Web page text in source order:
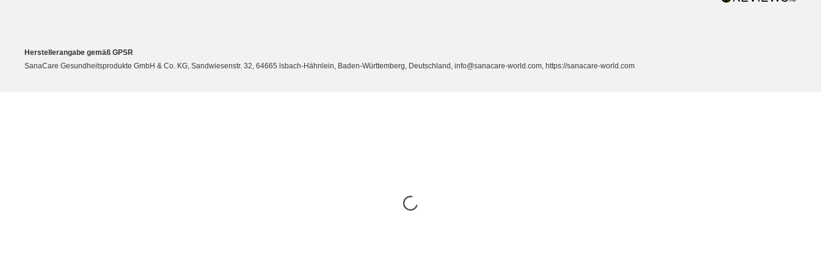
Herstellerangabe gemäß GPSR
SanaCare Gesundheitsprodukte GmbH & Co. KG, Sandwiesenstr. 32, 64665 lsbach-Hähnlein, Baden-Württemberg, Deutschland, info@sanacare-world.com, https://sanacare-world.com